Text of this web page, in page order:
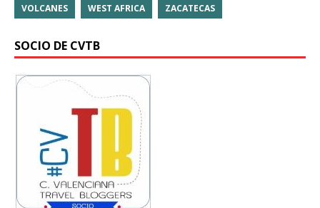
VOLCANES WEST AFRICA ZACATECAS
SOCIO DE CVTB